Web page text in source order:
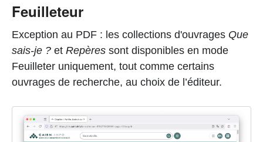
Feuilleteur
Exception au PDF : les collections d'ouvrages Que
sais-je ? et Repères sont disponibles en mode
Feuilleter uniquement, tout comme certains
ouvrages de recherche, au choix de l’éditeur.